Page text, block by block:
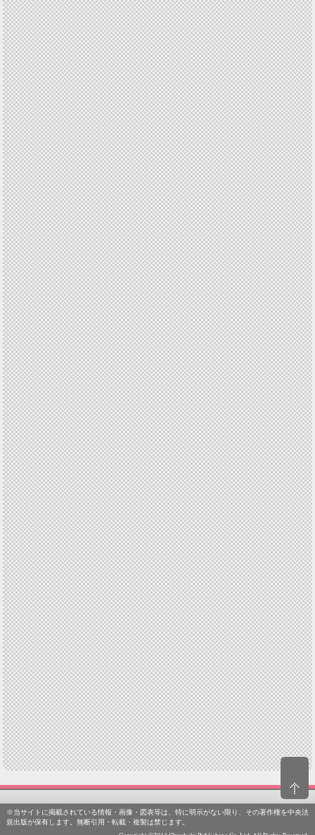
※当サイトに掲載されている情報・画像・図表等は、特に明示がない限り、その著作権を中央法
規出版が保有します。無断引用・転載・複製は禁じます。